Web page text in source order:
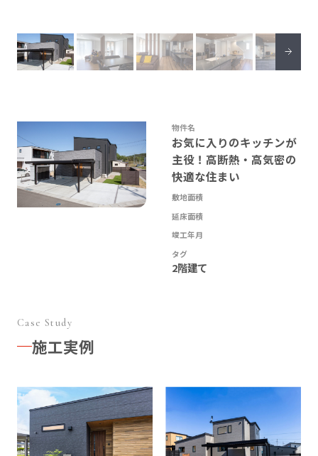
物件名
お気に入りのキッチンが
主役！高断熱・高気密の
快適な住まい
敷地面積
延床面積
竣工年月
タグ
2階建て
Case Study
施工実例